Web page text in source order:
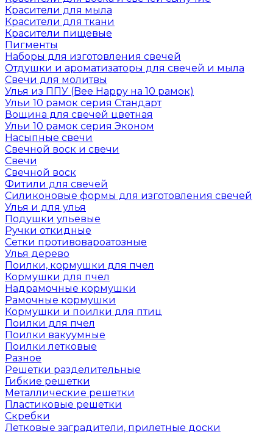
Красители для мыла
Красители для ткани
Красители пищевые
Пигменты
Наборы для изготовления свечей
Отдушки и ароматизаторы для свечей и мыла
Свечи для молитвы
Улья из ППУ (Bee Happy на 10 рамок)
Ульи 10 рамок серия Стандарт
Вощина для свечей цветная
Ульи 10 рамок серия Эконом
Насыпные свечи
Свечной воск и свечи
Свечи
Свечной воск
Фитили для свечей
Силиконовые формы для изготовления свечей
Улья и для улья
Подушки ульевые
Ручки откидные
Сетки противовароатозные
Улья дерево
Поилки, кормушки для пчел
Кормушки для пчел
Надрамочные кормушки
Рамочные кормушки
Кормушки и поилки для птиц
Поилки для пчел
Поилки вакуумные
Поилки летковые
Разное
Решетки разделительные
Гибкие решетки
Металлические решетки
Пластиковые решетки
Скребки
Летковые заградители, прилетные доски